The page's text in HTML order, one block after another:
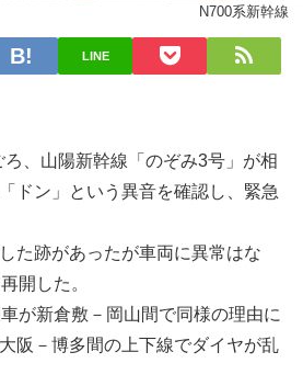
N700系新幹線
LINE
、山陽新幹線「のぞみ3号」が相
ドン」という異音を確認し、緊急
た跡があったが車両に異常はな
開した。
が新倉敷－岡山間で同様の理由に
阪－博多間の上下線でダイヤが乱